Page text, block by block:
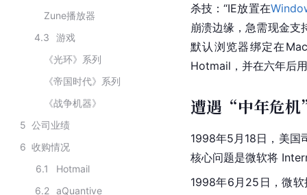
Zune播放器
4.3
游戏
《光环》系列
《帝国时代》系列
《战争机器》
5 公司业绩
6 收购情况
6.1
Hotmail
6.2
aQuantive
杀技：“IE放置在
崩溃边缘，急需现金支
默认浏览器绑定在
Hotmail，并在六年后
遭遇“中年危
1998年5月18日， 美国
核心问题是微软将
1998年6月25日，微软